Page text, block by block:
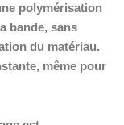
polymérisation
bande, sans
du matériau.
même pour